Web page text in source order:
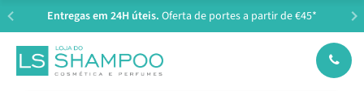
Entregas em 24H úteis. Oferta de portes a partir de €45*